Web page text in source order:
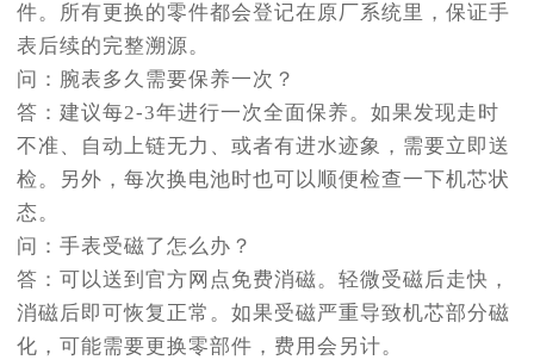
件。所有更换的零件都会登记在原厂系统里，保证手
表后续的完整溯源。
问：腕表多久需要保养一次？
答：建议每2-3年进行一次全面保养。如果发现走时
不准、自动上链无力、或者有进水迹象，需要立即送
检。另外，每次换电池时也可以顺便检查一下机芯状
态。
问：手表受磁了怎么办？
答：可以送到官方网点免费消磁。轻微受磁后走快，
消磁后即可恢复正常。如果受磁严重导致机芯部分磁
化，可能需要更换零部件，费用会另计。